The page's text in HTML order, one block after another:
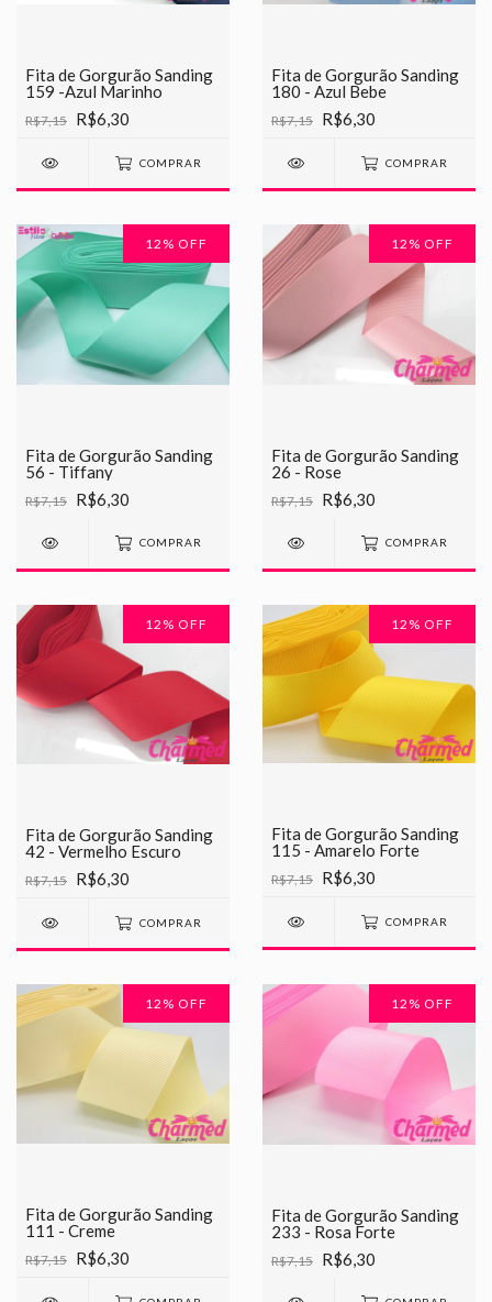
Fita de Gorgurão Sanding
159 -Azul Marinho
R$7,15 R$6,30
COMPRAR
Fita de Gorgurão Sanding
180 - Azul Bebe
R$7,15 R$6,30
COMPRAR
12 % OFF
Fita de Gorgurão Sanding
56 - Tiffany
R$7,15 R$6,30
COMPRAR
12 % OFF
Fita de Gorgurão Sanding
26 - Rose
R$7,15 R$6,30
COMPRAR
12 % OFF
Fita de Gorgurão Sanding
42 - Vermelho Escuro
R$7,15 R$6,30
COMPRAR
12 % OFF
Fita de Gorgurão Sanding
115 - Amarelo Forte
R$7,15 R$6,30
COMPRAR
12 % OFF
Fita de Gorgurão Sanding
111 - Creme
R$7,15 R$6,30
12 % OFF
Fita de Gorgurão Sanding
233 - Rosa Forte
R$7,15 R$6,30